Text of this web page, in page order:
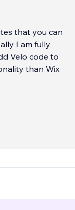
that you can
I am fully
Velo code to
than Wix
my profile